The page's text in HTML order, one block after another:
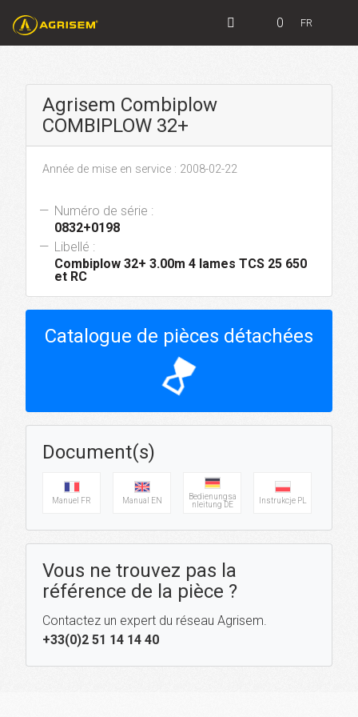
0 FR
Agrisem Combiplow
COMBIPLOW 32+
Année de mise en service : 2008-02-22
Numéro de série :
0832+0198
Libellé :
Combiplow 32+ 3.00m 4 lames TCS 25 650
et RC
Catalogue de pièces détachées
hourglass_top
Document(s)
Manuel FR Manual EN
Bedienungsa
nleitung DE
Instrukcje PL
Vous ne trouvez pas la
référence de la pièce ?
Contactez un expert du réseau Agrisem.
+33(0)2 51 14 14 40